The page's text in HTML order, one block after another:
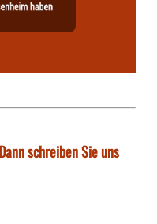
schreiben Sie uns